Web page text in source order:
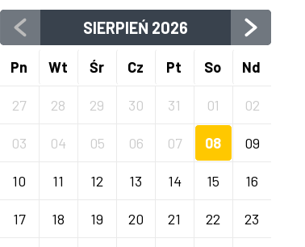
SIERPIEŃ 2026
Pn Wt Śr Cz Pt So Nd
27 28 29 30 31 01 02
03 04 05 06 07 08 09
10 11 12 13 14 15 16
17 18 19 20 21 22 23